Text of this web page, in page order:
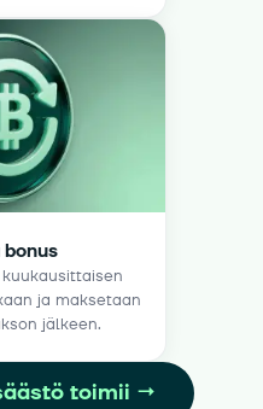
ja maksetaan
jälkeen.
toimii →